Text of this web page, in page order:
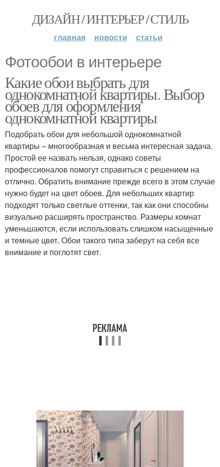
ДИЗАЙН / ИНТЕРЬЕР / СТИЛЬ
главная новости статьи
Фотообои в интерьере
Какие обои выбрать для
однокомнатной квартиры. Выбор
обоев для оформления
однокомнатной квартиры
Подобрать обои для небольшой однокомнатной
квартиры – многообразная и весьма интересная задача.
Простой ее назвать нельзя, однако советы
профессионалов помогут справиться с решением на
отлично. Обратить внимание прежде всего в этом случае
нужно будет на цвет обоев. Для небольших квартир
подходят только светлые оттенки, так как они способны
визуально расширять пространство. Размеры комнат
уменьшаются, если использовать слишком насыщенные
и темные цвет. Обои такого типа заберут на себя все
внимание и поглотят свет.